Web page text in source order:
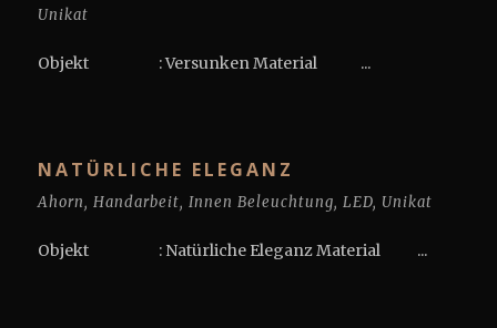
Unikat
Objekt : Versunken Material ...
NATÜRLICHE ELEGANZ
Ahorn, Handarbeit, Innen Beleuchtung, LED, Unikat
Objekt : Natürliche Eleganz Material ...